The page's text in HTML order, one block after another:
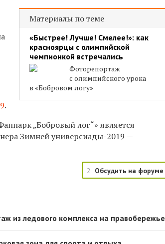
Материалы по теме
«Быстрее! Лучше! Смелее!»: как
красноярцы с олимпийской
чемпионкой встречались
Фоторепортаж
с олимпийского урока
в «Бобровом логу»
.
„Бобровый лог“» является
Зимней универсиады-2019 —
2 Обсудить на форуме
из ледового комплекса на правобережье